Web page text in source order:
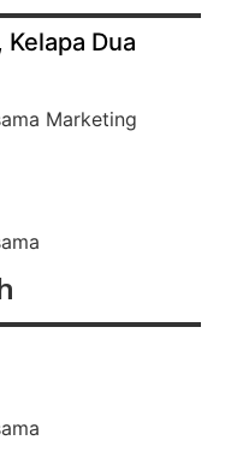
Dua
Marketing